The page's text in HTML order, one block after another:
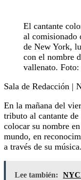
El cantante
al comisionado
de New York,
con el nombre
vallenato. Foto:
Sala de Redacción |
En la mañana del
tributo al cantante de
colocar su nombre
mundo, en
a través de su música.
Lee también: